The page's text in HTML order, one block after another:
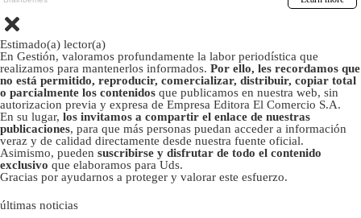
Estimado(a) lector(a)
En Gestión, valoramos profundamente la labor periodística que
realizamos para mantenerlos informados. Por ello, les recordamos que
no está permitido, reproducir, comercializar, distribuir, copiar total
o parcialmente los contenidos que publicamos en nuestra web, sin
autorizacion previa y expresa de Empresa Editora El Comercio S.A.
En su lugar, los invitamos a compartir el enlace de nuestras
publicaciones, para que más personas puedan acceder a información
veraz y de calidad directamente desde nuestra fuente oficial.
Asimismo, pueden suscribirse y disfrutar de todo el contenido
exclusivo que elaboramos para Uds.
Gracias por ayudarnos a proteger y valorar este esfuerzo.
últimas noticias